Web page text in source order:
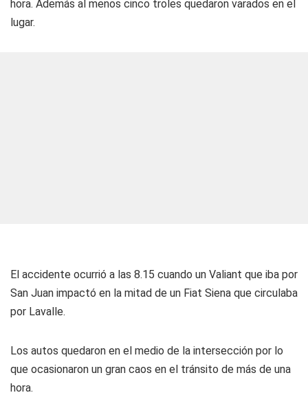
hora. Además al menos cinco troles quedaron varados en el
lugar.
El accidente ocurrió a las 8.15 cuando un Valiant que iba por
San Juan impactó en la mitad de un Fiat Siena que circulaba
por Lavalle.
Los autos quedaron en el medio de la intersección por lo
que ocasionaron un gran caos en el tránsito de más de una
hora.